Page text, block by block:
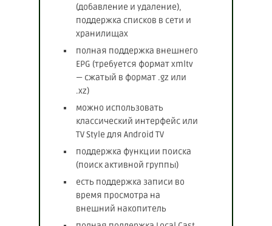
(добавление и удаление),
поддержка списков в сети и
хранилищах
полная поддержка внешнего
EPG (требуется формат xmltv
— сжатый в формат .gz или
.xz)
можно использовать
классический интерфейс или
TV Style для Android TV
поддержка функции поиска
(поиск активной группы)
есть поддержка записи во
время просмотра на
внешний накопитель